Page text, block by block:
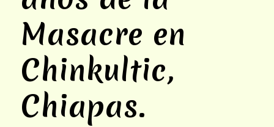
Masacre en
Chinkultic,
Chiapas.